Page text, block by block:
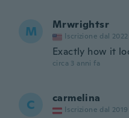
M Mrwrightsr
Iscrizione dal 2022
Exactly how it
circa 3 anni fa
C carmelina
Iscrizione dal 2019